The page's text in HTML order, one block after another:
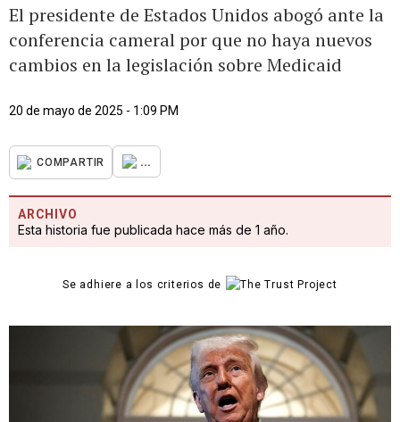
El presidente de Estados Unidos abogó ante la
conferencia cameral por que no haya nuevos
cambios en la legislación sobre Medicaid
20 de mayo de 2025 - 1:09 PM
COMPARTIR ...
ARCHIVO
Esta historia fue publicada hace más de 1 año.
Se adhiere a los criterios de